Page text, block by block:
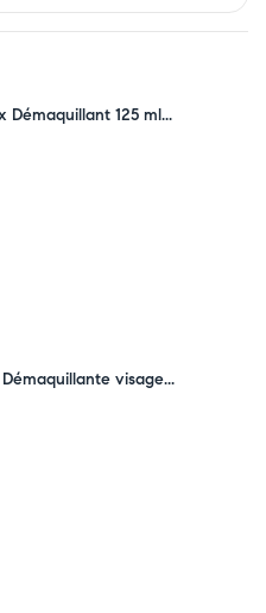
Démaquillant 125 ml...
visage...